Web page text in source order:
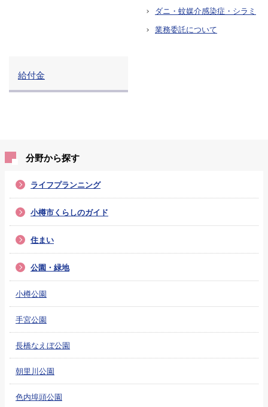
ダニ・蚊媒介感染症・シラミ
業務委託について
給付金
分野から探す
ライフプランニング
小樽市くらしのガイド
住まい
公園・緑地
小樽公園
手宮公園
長橋なえぼ公園
朝里川公園
色内埠頭公園